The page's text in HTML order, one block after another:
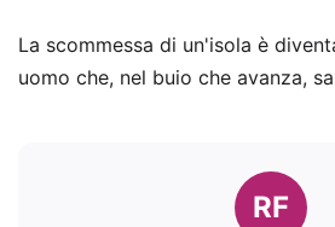
La scommessa di un'isola è
uomo che, nel buio che avanza,
RF